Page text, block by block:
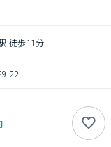
徒歩11分
22